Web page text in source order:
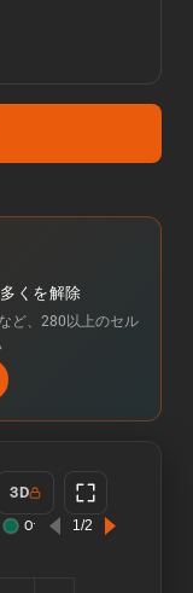
くを解除
ど、280以上のセル
3D